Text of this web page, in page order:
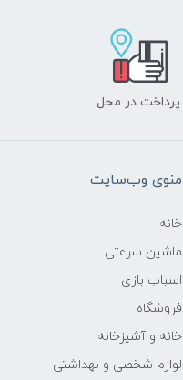
پرداخت در محل
منوی وب‌سایت
خانه
ماشین سرعتی
اسباب بازی
فروشگاه
خانه و آشپزخانه
لوازم شخصی و بهداشتی